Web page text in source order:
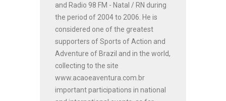
and Radio 98 FM - Natal / RN during
the period of 2004 to 2006. He is
considered one of the greatest
supporters of Sports of Action and
Adventure of Brazil and in the world,
collecting to the site
www.acaoeaventura.com.br
important participations in national